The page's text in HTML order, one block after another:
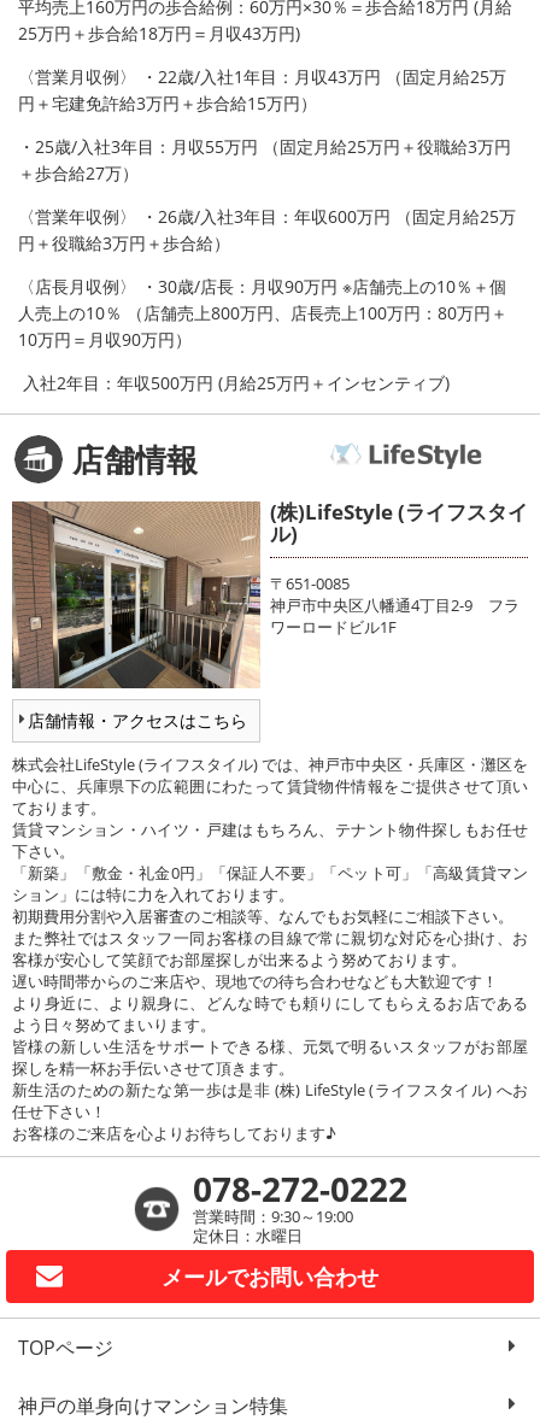
平均売上160万円の歩合給例：60万円×30％＝歩合給18万円 (月給
25万円＋歩合給18万円＝月収43万円)
〈営業月収例〉 ・22歳/入社1年目：月収43万円 （固定月給25万
円＋宅建免許給3万円＋歩合給15万円）
・25歳/入社3年目：月収55万円 （固定月給25万円＋役職給3万円
＋歩合給27万）
〈営業年収例〉 ・26歳/入社3年目：年収600万円 （固定月給25万
円＋役職給3万円＋歩合給）
〈店長月収例〉 ・30歳/店長：月収90万円 ※店舗売上の10％＋個
人売上の10％ （店舗売上800万円、店長売上100万円：80万円＋
10万円＝月収90万円）
入社2年目：年収500万円 (月給25万円＋インセンティブ)
店舗情報
店舗情報・アクセスはこちら
(株)LifeStyle (ライフスタイ
ル)
〒651-0085
神戸市中央区八幡通4丁目2-9 フラ
ワーロードビル1F
株式会社LifeStyle (ライフスタイル) では、神戸市中央区・兵庫区・灘区を
中心に、兵庫県下の広範囲にわたって賃貸物件情報をご提供させて頂い
ております。
賃貸マンション・ハイツ・戸建はもちろん、テナント物件探しもお任せ
下さい。
「新築」「敷金・礼金0円」「保証人不要」「ペット可」「高級賃貸マン
ション」には特に力を入れております。
初期費用分割や入居審査のご相談等、なんでもお気軽にご相談下さい。
また弊社ではスタッフ一同お客様の目線で常に親切な対応を心掛け、お
客様が安心して笑顔でお部屋探しが出来るよう努めております。
遅い時間帯からのご来店や、現地での待ち合わせなども大歓迎です！
より身近に、より親身に、どんな時でも頼りにしてもらえるお店である
よう日々努めてまいります。
皆様の新しい生活をサポートできる様、元気で明るいスタッフがお部屋
探しを精一杯お手伝いさせて頂きます。
新生活のための新たな第一歩は是非 (株) LifeStyle (ライフスタイル) へお
任せ下さい！
お客様のご来店を心よりお待ちしております♪
078-272-0222
営業時間：9:30～19:00
定休日：水曜日
メールでお問い合わせ
TOPページ
神戸の単身向けマンション特集